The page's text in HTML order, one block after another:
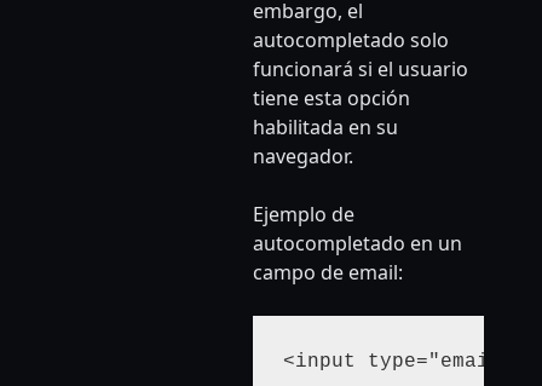
embargo, el
autocompletado solo
funcionará si el usuario
tiene esta opción
habilitada en su
navegador.
Ejemplo de
autocompletado en un
campo de email: